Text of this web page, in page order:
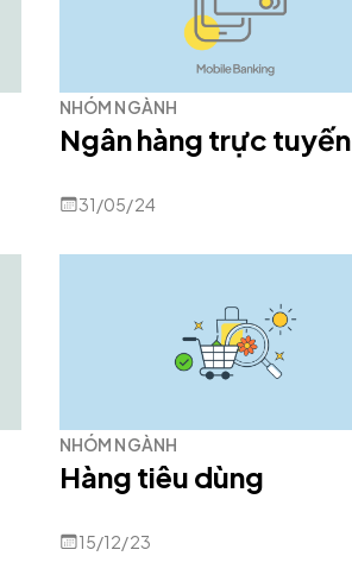
NHÓM NGÀNH
Ngân hàng trực tuyến
31/05/24
NHÓM NGÀNH
Hàng tiêu dùng
15/12/23